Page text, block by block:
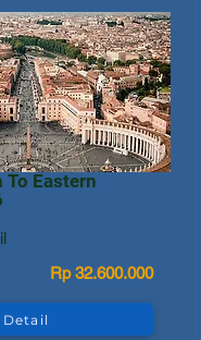
Rp32.600.000
To Eastern
Detail